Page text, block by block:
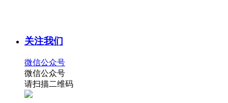
关注我们
微信公众号
微信公众号
请扫描二维码